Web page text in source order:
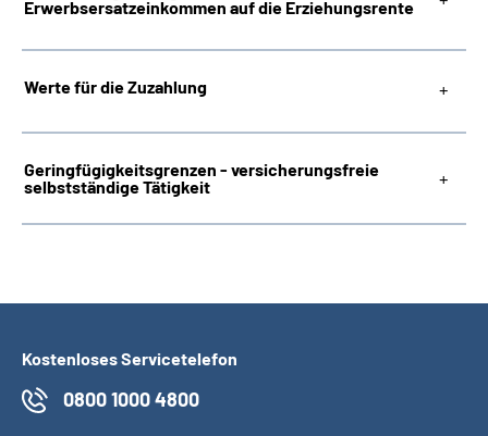
Erwerbsersatzeinkommen auf die Erziehungsrente
Werte für die Zuzahlung
Geringfügigkeitsgrenzen - versicherungsfreie
selbstständige Tätigkeit
Kostenloses Servicetelefon
0800 1000 4800